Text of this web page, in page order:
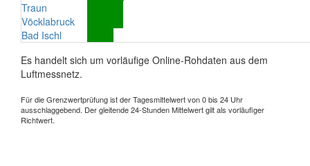
Traun
Vöcklabruck
Bad Ischl
Es handelt sich um vorläufige Online-Rohdaten aus dem
Luftmessnetz.
Für die Grenzwertprüfung ist der Tagesmittelwert von 0 bis 24 Uhr
ausschlaggebend. Der gleitende 24-Stunden Mittelwert gilt als vorläufiger
Richtwert.